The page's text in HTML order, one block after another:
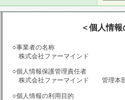
＜個人情
○事業者の名称
株式会社ファーマインド
○個人情報保護管理責任者
株式会社ファーマインド 管理本
○個人情報の利用目的